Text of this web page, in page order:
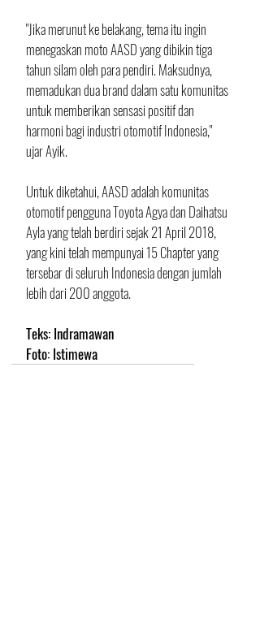
"Jika merunut ke belakang, tema itu ingin
menegaskan moto AASD yang dibikin tiga
tahun silam oleh para pendiri. Maksudnya,
memadukan dua brand dalam satu komunitas
untuk memberikan sensasi positif dan
harmoni bagi industri otomotif Indonesia,"
ujar Ayik.
Untuk diketahui, AASD adalah komunitas
otomotif pengguna Toyota Agya dan Daihatsu
Ayla yang telah berdiri sejak 21 April 2018,
yang kini telah mempunyai 15 Chapter yang
tersebar di seluruh Indonesia dengan jumlah
lebih dari 200 anggota.
Teks: Indramawan
Foto: Istimewa